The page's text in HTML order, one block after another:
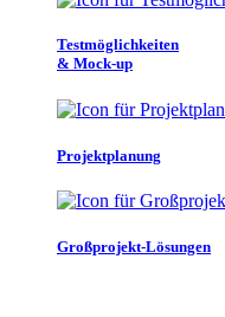
Testmöglichkeiten
& Mock-up
Projektplanung
Großprojekt-Lösungen